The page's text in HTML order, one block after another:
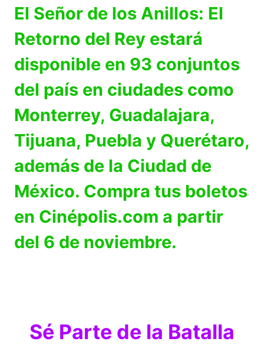
El Señor de los Anillos: El
Retorno del Rey estará
disponible en 93 conjuntos
del país en ciudades como
Monterrey, Guadalajara,
Tijuana, Puebla y Querétaro,
además de la Ciudad de
México. Compra tus boletos
en Cinépolis.com a partir
del 6 de noviembre.
Sé Parte de la Batalla